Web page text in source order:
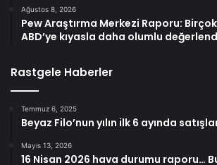
Ağustos 8, 2026
Pew Araştırma Merkezi Raporu:
ABD’ye kıyasla daha olumlu
Rastgele Haberler
Temmuz 6, 2025
Beyaz Filo’nun yılın ilk 6 ayında
Mayıs 13, 2026
16 Nisan 2026 hava durumu raporu…